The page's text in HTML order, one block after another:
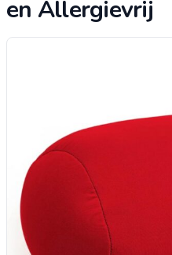
en Allergievrij